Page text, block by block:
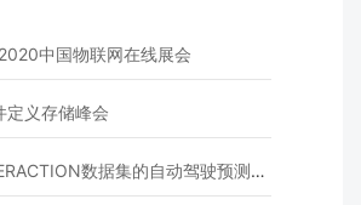
中国物联网在线展会
定义存储峰会
数据集的自动驾驶预测模型挑战赛